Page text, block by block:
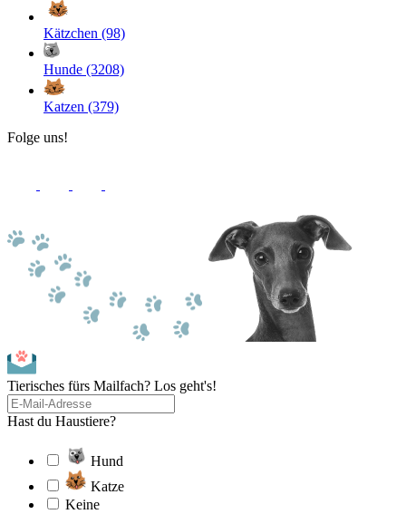
Kätzchen (98)
Hunde (3208)
Katzen (379)
Folge uns!
Tierisches fürs Mailfach? Los geht's!
Hast du Haustiere?
Hund
Katze
Keine